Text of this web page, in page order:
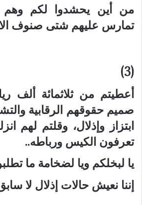
من أين يحشدوا لكم وهم
تمارس عليهم شتى صنوف
(3)
أعطيتم من ثلاثمائة ألف
صميم حقوقهم الرقابية
ابتزاز وإذلال، وقلتم لهم
تعرفون الكيس ورباطه..
يا لبخلكم ويا لضخامة ما
إننا نعيش حالات إذلال لا